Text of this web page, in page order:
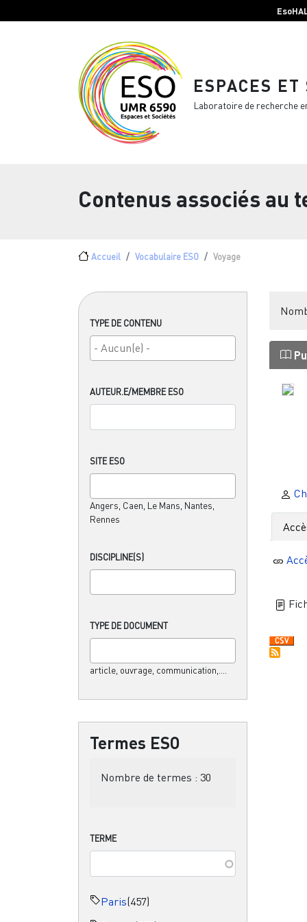
ESPACES ET
Laboratoire de recherche
Contenus associés au
Fil d'Ariane
Accueil Vocabulaire ESO Voyage
TYPE DE CONTENU
AUTEUR.E/MEMBRE ESO
SITE ESO
Angers, Caen, Le Mans, Nantes,
Rennes
DISCIPLINE(S)
TYPE DE DOCUMENT
article, ouvrage, communication,....
Termes ESO
Nombre de termes : 30
TERME
Paris(457)